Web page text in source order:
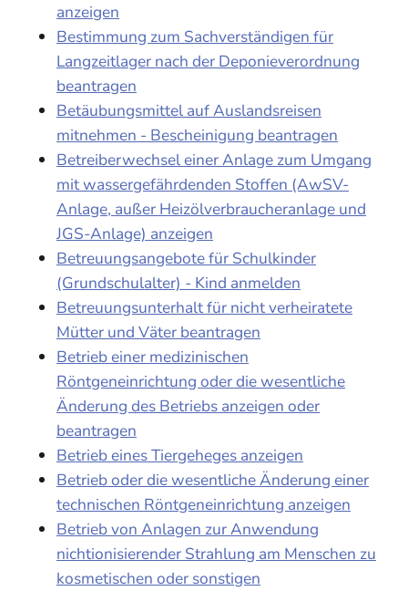
anzeigen
Bestimmung zum Sachverständigen für
Langzeitlager nach der Deponieverordnung
beantragen
Betäubungsmittel auf Auslandsreisen
mitnehmen - Bescheinigung beantragen
Betreiberwechsel einer Anlage zum Umgang
mit wassergefährdenden Stoffen (AwSV-
Anlage, außer Heizölverbraucheranlage und
JGS-Anlage) anzeigen
Betreuungsangebote für Schulkinder
(Grundschulalter) - Kind anmelden
Betreuungsunterhalt für nicht verheiratete
Mütter und Väter beantragen
Betrieb einer medizinischen
Röntgeneinrichtung oder die wesentliche
Änderung des Betriebs anzeigen oder
beantragen
Betrieb eines Tiergeheges anzeigen
Betrieb oder die wesentliche Änderung einer
technischen Röntgeneinrichtung anzeigen
Betrieb von Anlagen zur Anwendung
nichtionisierender Strahlung am Menschen zu
kosmetischen oder sonstigen